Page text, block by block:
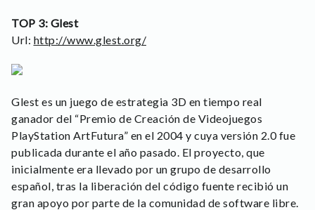
TOP 3: Glest
Url: http://www.glest.org/
Glest es un juego de estrategia 3D en tiempo real
ganador del “Premio de Creación de Videojuegos
PlayStation ArtFutura” en el 2004 y cuya versión 2.0 fue
publicada durante el año pasado. El proyecto, que
inicialmente era llevado por un grupo de desarrollo
español, tras la liberación del código fuente recibió un
gran apoyo por parte de la comunidad de software libre.